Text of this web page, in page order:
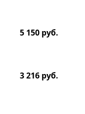
5 150 руб.
3 216 руб.